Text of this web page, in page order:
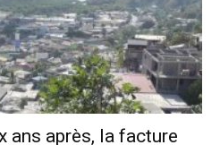
ans après, la facture